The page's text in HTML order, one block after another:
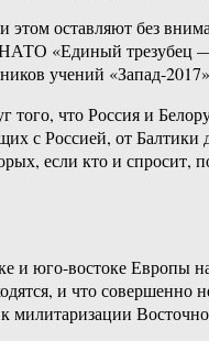
оставляют без
«Единый
учений «Запад-
что Россия и
с Россией, от
если кто и
и юго-востоке Европы
и что совершенно
милитаризации